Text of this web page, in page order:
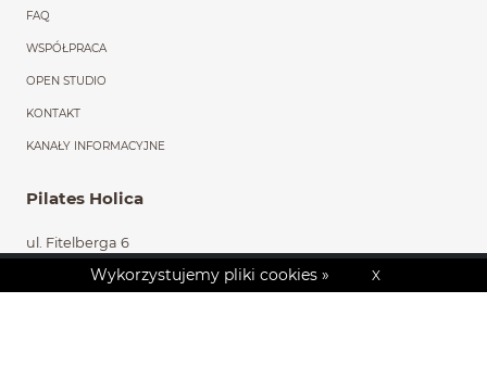
FAQ
WSPÓŁPRACA
OPEN STUDIO
KONTAKT
KANAŁY INFORMACYJNE
Pilates Holica
ul. Fitelberga 6
43-241 ŁąkaPoland
Wykorzystujemy pliki cookies » X